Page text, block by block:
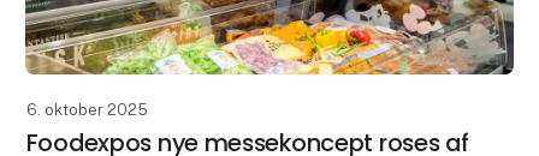
6. oktober 2025
Foodexpos nye messekoncept roses af